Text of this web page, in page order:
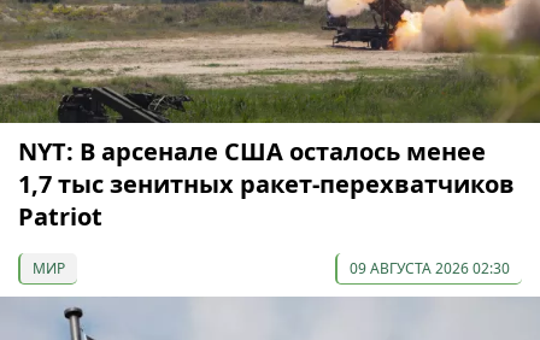
NYT: В арсенале США осталось менее
1,7 тыс зенитных ракет-перехватчиков
Patriot
МИР 09 АВГУСТА 2026 02:30